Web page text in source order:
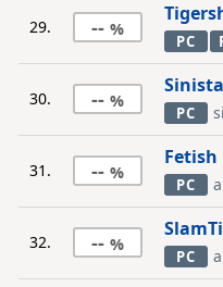
29. --
PC
30. --
PC
31. --
PC
32. --
PC